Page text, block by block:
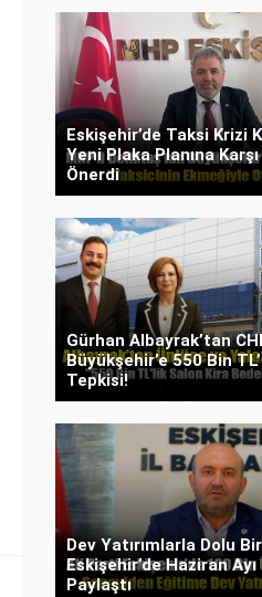
Eskişehir’de Taksi Krizi
Yeni Plaka Planına
Önerdi
Gürhan Albayrak’tan
Büyükşehir’e 550 Bin
Tepkisi!
Dev Yatırımlarla Dolu
Eskişehir’de Haziran
Paylaştı